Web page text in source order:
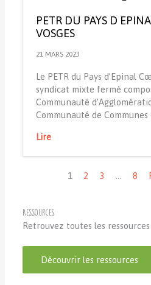
PETR DU PAYS D
VOSGES
21 MARS 2023
Le PETR du Pays d’Epinal
syndicat mixte fermé
Communauté
Communauté de Communes
Lire
1
2 3 8
Ressources
Retrouvez toutes les
Découvrir les ressources